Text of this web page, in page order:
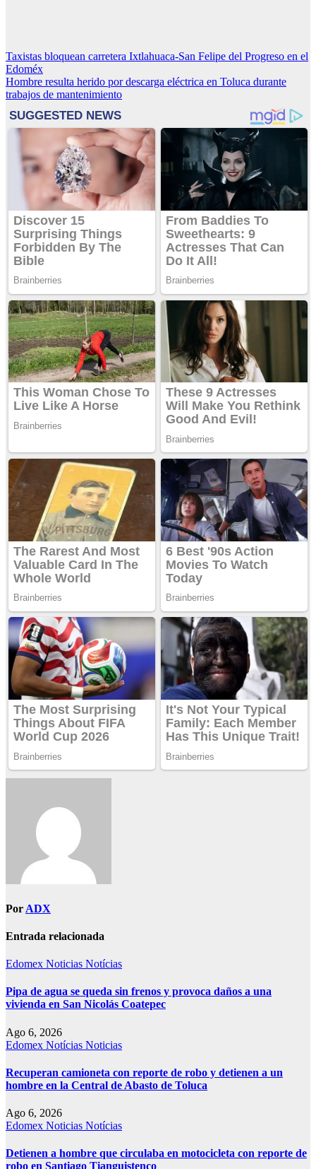
Navegación
de
entradas
Taxistas bloquean carretera Ixtlahuaca-San Felipe del Progreso en el
Edoméx
Hombre resulta herido por descarga eléctrica en Toluca durante
trabajos de mantenimiento
Por ADX
Entrada relacionada
Edomex Noticias Notícias
Pipa de agua se queda sin frenos y provoca daños a una
vivienda en San Nicolás Coatepec
Ago 6, 2026
Edomex Notícias Noticias
Recuperan camioneta con reporte de robo y detienen a un
hombre en la Central de Abasto de Toluca
Ago 6, 2026
Edomex Noticias Notícias
Detienen a hombre que circulaba en motocicleta con reporte de
robo en Santiago Tianguistenco